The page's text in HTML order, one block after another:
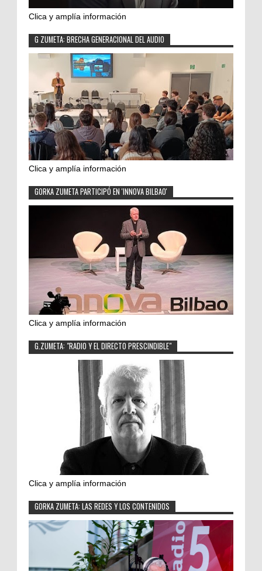
Clica y amplía información
G ZUMETA: BRECHA GENERACIONAL DEL AUDIO
Clica y amplía información
GORKA ZUMETA PARTICIPÓ EN 'INNOVA BILBAO'
Clica y amplía información
G.ZUMETA: "RADIO Y EL DIRECTO PRESCINDIBLE"
Clica y amplía información
GORKA ZUMETA: LAS REDES Y LOS CONTENIDOS